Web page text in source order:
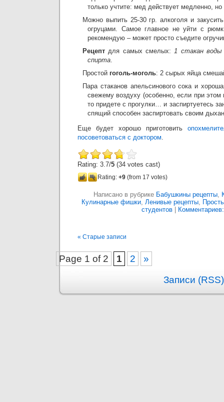
только учтите: мед действует медленно, но
Можно выпить 25-30 гр. алкоголя и
огруцами. Самое главное не уйти с
рекомендую – может просто съедите
Рецептдля самых смелых:1 стакан воды
спирта.
Простой гоголь-моголь: 2 сырых яйца
Пара стаканов апельсинового сока и
свежему воздуху (особенно, если при
то придете с прогулки… и заспиртуетесь
спящий способен заспиртовать своим
Еще будет хорошо приготовить
посоветоваться с доктором.
Rating: 3.7/5 (34 votes cast)
Rating: +9 (from 17 votes)
Написано в рубрике Бабушкины рецепты,
Кулинарные фишки, Ленивые рецепты,
студентов
« Старые записи
Page 1 of 2 1 2
»
Записи (RSS)